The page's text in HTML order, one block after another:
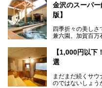
───
提供元：大江戸温
この記事は大江戸
です。
いやでもね、暑い
夜は寝られないし
今、もうちょっ
りましたよ！
「加賀温泉郷フ
全館貸し切って開
れちゃう！なん
金沢のスーパ
版】
四季折々の美しさ
兼六園。加賀百万
ア。国内でも特
京から約2時間30
魅力ですね。
り、観光に加え
でおすすめのスー
【1,000円以
選
まだまだ続くサ
のではないしょう